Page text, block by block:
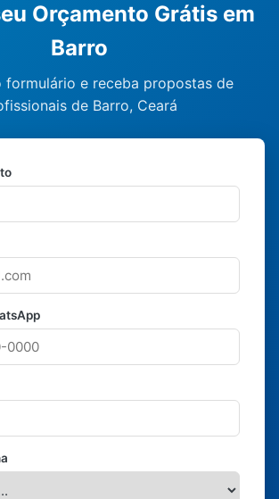
Orçamento Grátis em
Barro
formulário e receba propostas de
de Barro, Ceará